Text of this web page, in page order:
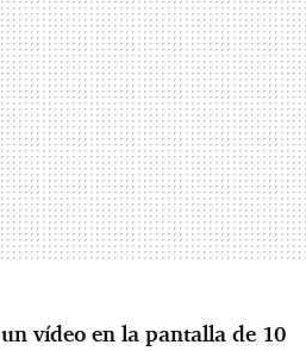
un vídeo en la pantalla de 10